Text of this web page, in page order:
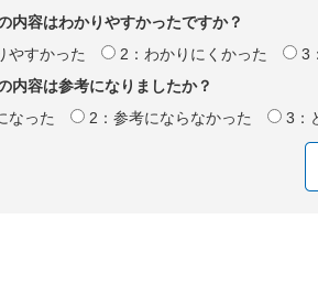
内容はわかりやすかったですか？
やすかった
2：わかりにくかった
3
内容は参考になりましたか？
なった
2：参考にならなかった 3：